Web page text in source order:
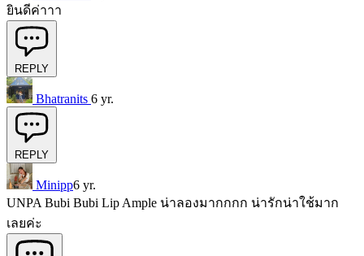
ยินดีค่าาา
REPLY
Bhatranits 6 yr.
REPLY
Minipp6 yr.
UNPA Bubi Bubi Lip Ample น่าลองมากกกก น่ารักน่าใช้มาก
เลยค่ะ